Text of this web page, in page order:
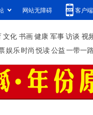
网站无障碍 客户端
文化 书画健康 军事访谈 视
娱乐时尚 悦读公益一带一路